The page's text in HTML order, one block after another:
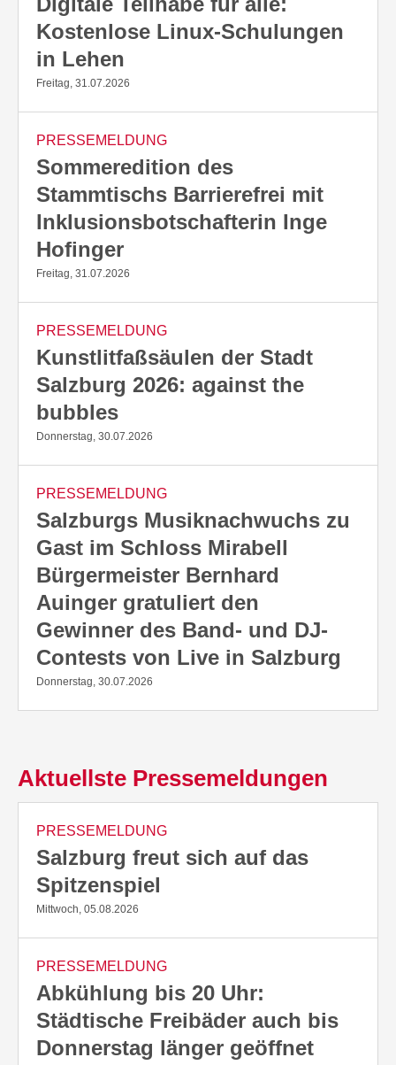
Kostenlose Linux-Schulungen
in Lehen
Freitag, 31.07.2026
PRESSEMELDUNG
Sommeredition des
Stammtischs Barrierefrei mit
Inklusionsbotschafterin Inge
Hofinger
Freitag, 31.07.2026
PRESSEMELDUNG
Kunstlitfaßsäulen der Stadt
Salzburg 2026: against the
bubbles
Donnerstag, 30.07.2026
PRESSEMELDUNG
Salzburgs Musiknachwuchs zu
Gast im Schloss Mirabell
Bürgermeister Bernhard
Auinger gratuliert den
Gewinner des Band- und DJ-
Contests von Live in Salzburg
Donnerstag, 30.07.2026
Aktuellste Pressemeldungen
PRESSEMELDUNG
Salzburg freut sich auf das
Spitzenspiel
Mittwoch, 05.08.2026
PRESSEMELDUNG
Abkühlung bis 20 Uhr:
Städtische Freibäder auch bis
Donnerstag länger geöffnet